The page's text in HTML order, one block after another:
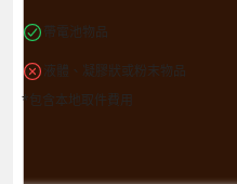
帶電池物品
液體、凝膠狀或粉末物品
*包含本地取件費用